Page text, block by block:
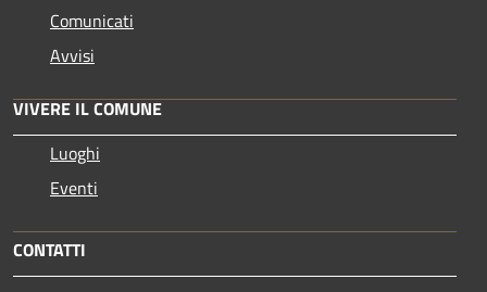
Comunicati
Avvisi
VIVERE IL COMUNE
Luoghi
Eventi
CONTATTI